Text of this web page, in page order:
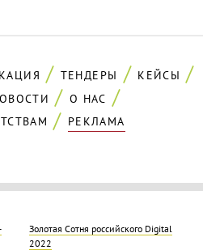
ТЕНДЕРЫ
КЕЙСЫ
О НАС
РЕКЛАМА
Золотая Cотня российского Digital
2022